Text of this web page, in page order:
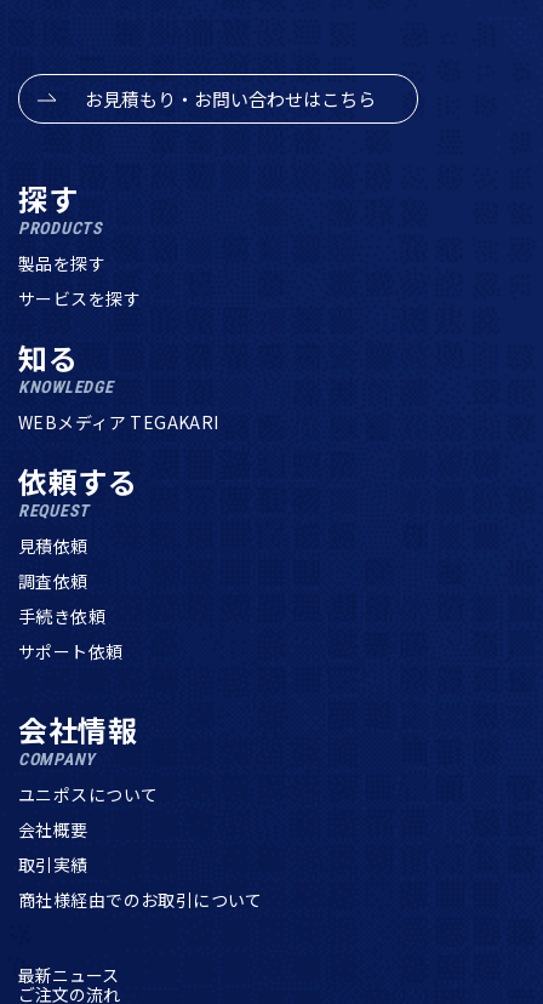
お見積もり・お問い合わせはこちら
探す
PRODUCTS
製品を探す
サービスを探す
知る
KNOWLEDGE
WEBメディア TEGAKARI
依頼する
REQUEST
見積依頼
調査依頼
手続き依頼
サポート依頼
会社情報
COMPANY
ユニポスについて
会社概要
取引実績
商社様経由でのお取引について
最新ニュース
ご注文の流れ